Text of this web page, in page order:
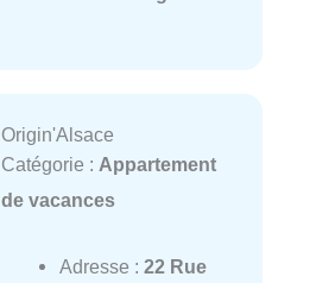
Origin'Alsace
Catégorie : Appartement
de vacances
Adresse : 22 Rue